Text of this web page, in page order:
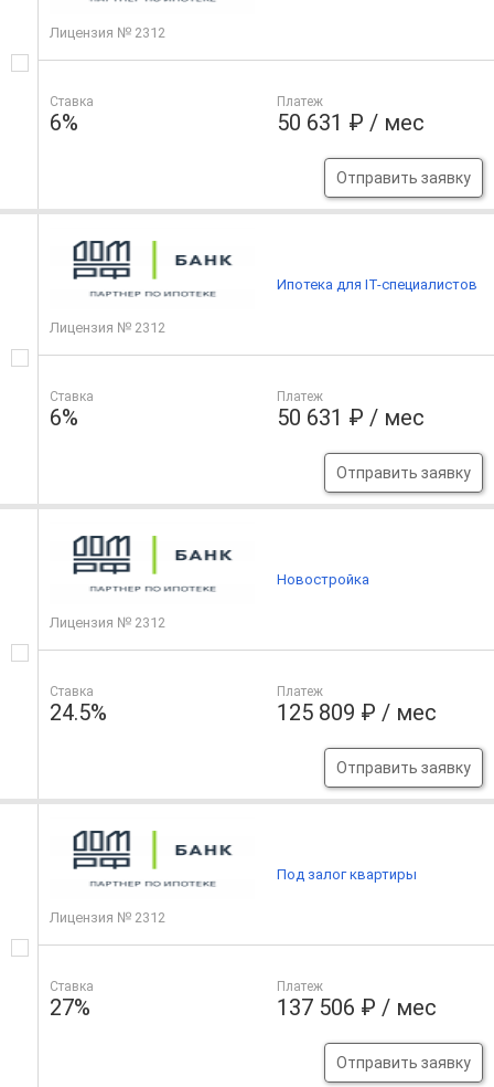
Лицензия № 2312
Ставка
6%
Платеж
50 631 ₽ / мес
Отправить заявку
Лицензия № 2312
Ставка
6%
Платеж
50 631 ₽ / мес
Отправить заявку
Ипотека для IT-специалистов
Лицензия № 2312
Ставка
24.5%
Платеж
125 809 ₽ / мес
Отправить заявку
Новостройка
Лицензия № 2312
Ставка
27%
Платеж
137 506 ₽ / мес
Отправить заявку
Под залог квартиры